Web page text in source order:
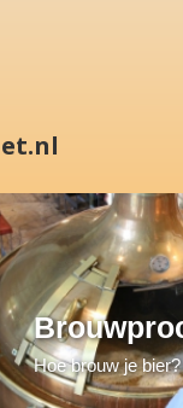
Hoe brouw je bier?